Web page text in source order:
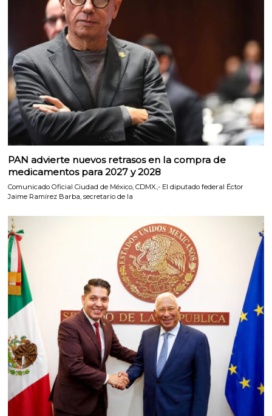
PAN advierte nuevos retrasos en la compra de
medicamentos para 2027 y 2028
Comunicado Oficial Ciudad de México, CDMX.,- El diputado federal Éctor
Jaime Ramírez Barba, secretario de la